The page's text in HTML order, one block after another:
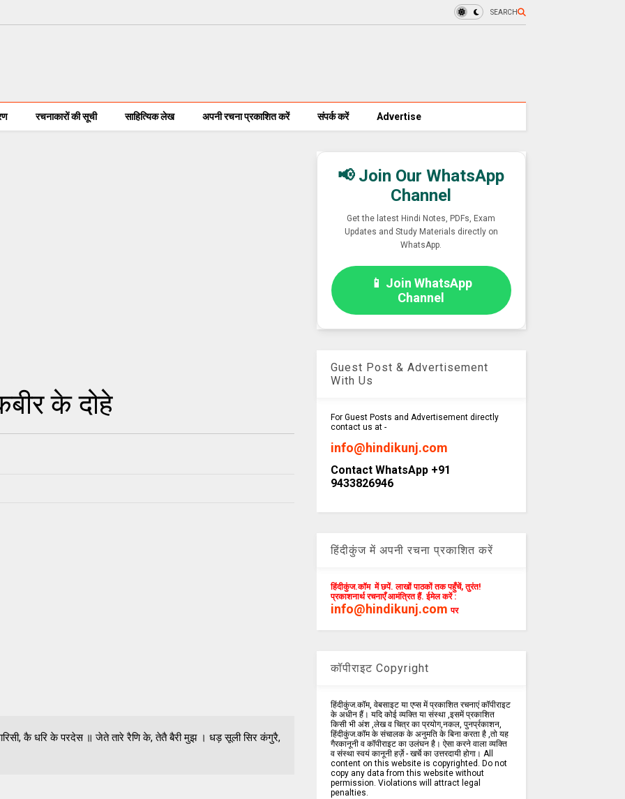
SEARCH
रचनाकारों की सूची साहित्यिक लेख अपनी रचना प्रकाशित करें संपर्क करें Advertise
के दोहे
कै धरि के परदेस ॥ जेते तारे रैणि के, तेतै बैरी मुझ । धड़ सूली सिर कंगुरै,
📢 Join Our WhatsApp
Channel
Get the latest Hindi Notes, PDFs, Exam
Updates and Study Materials directly on
WhatsApp.
📱 Join WhatsApp
Channel
Guest Post & Advertisement
With Us
For Guest Posts and Advertisement directly
contact us at -
info@hindikunj.com
Contact WhatsApp +91
9433826946
हिंदीकुंज में अपनी रचना प्रकाशित करें
हिंदीकुंज.कॉम में छपें. लाखों पाठकों तक पहुँचें, तुरंत!
प्रकाशनार्थ रचनाएँ आमंत्रित हैं. ईमेल करें :
info@hindikunj.com पर
कॉपीराइट Copyright
हिंदीकुंज.कॉम, वेबसाइट या एप्स में प्रकाशित रचनाएं कॉपीराइट
के अधीन हैं। यदि कोई व्यक्ति या संस्था ,इसमें प्रकाशित
किसी भी अंश ,लेख व चित्र का प्रयोग,नकल, पुनर्प्रकाशन,
हिंदीकुंज.कॉम के संचालक के अनुमति के बिना करता है ,तो यह
गैरकानूनी व कॉपीराइट का उलंघन है। ऐसा करने वाला व्यक्ति
व संस्था स्वयं कानूनी हर्ज़े - खर्चे का उत्तरदायी होगा। All
content on this website is copyrighted. Do not
copy any data from this website without
permission. Violations will attract legal
penalties.